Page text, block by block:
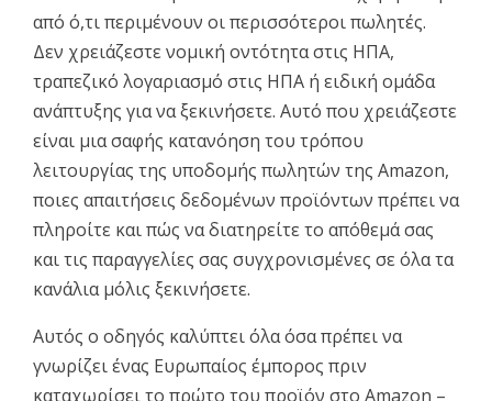
από ό,τι περιμένουν οι περισσότεροι πωλητές.
Δεν χρειάζεστε νομική οντότητα στις ΗΠΑ,
τραπεζικό λογαριασμό στις ΗΠΑ ή ειδική ομάδα
ανάπτυξης για να ξεκινήσετε. Αυτό που χρειάζεστε
είναι μια σαφής κατανόηση του τρόπου
λειτουργίας της υποδομής πωλητών της Amazon,
ποιες απαιτήσεις δεδομένων προϊόντων πρέπει να
πληροίτε και πώς να διατηρείτε το απόθεμά σας
και τις παραγγελίες σας συγχρονισμένες σε όλα τα
κανάλια μόλις ξεκινήσετε.
Αυτός ο οδηγός καλύπτει όλα όσα πρέπει να
γνωρίζει ένας Ευρωπαίος έμπορος πριν
καταχωρίσει το πρώτο του προϊόν στο Amazon –